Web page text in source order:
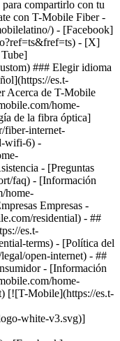
compartirlo con tu
con T-Mobile Fiber -
) - [Facebook]
- [X]
### Elegir idioma
es.t-
Acerca de T-Mobile
home-
de la fibra óptica]
fiber-internet-
wifi-6) -
- [Preguntas
faq) - [Información
home-
Empresas -
residential) - ##
es.t-
terms) - [Política del
open-internet) - ##
- [Información
home-
[![T-Mobile](https://es.t-
white-v3.svg)]